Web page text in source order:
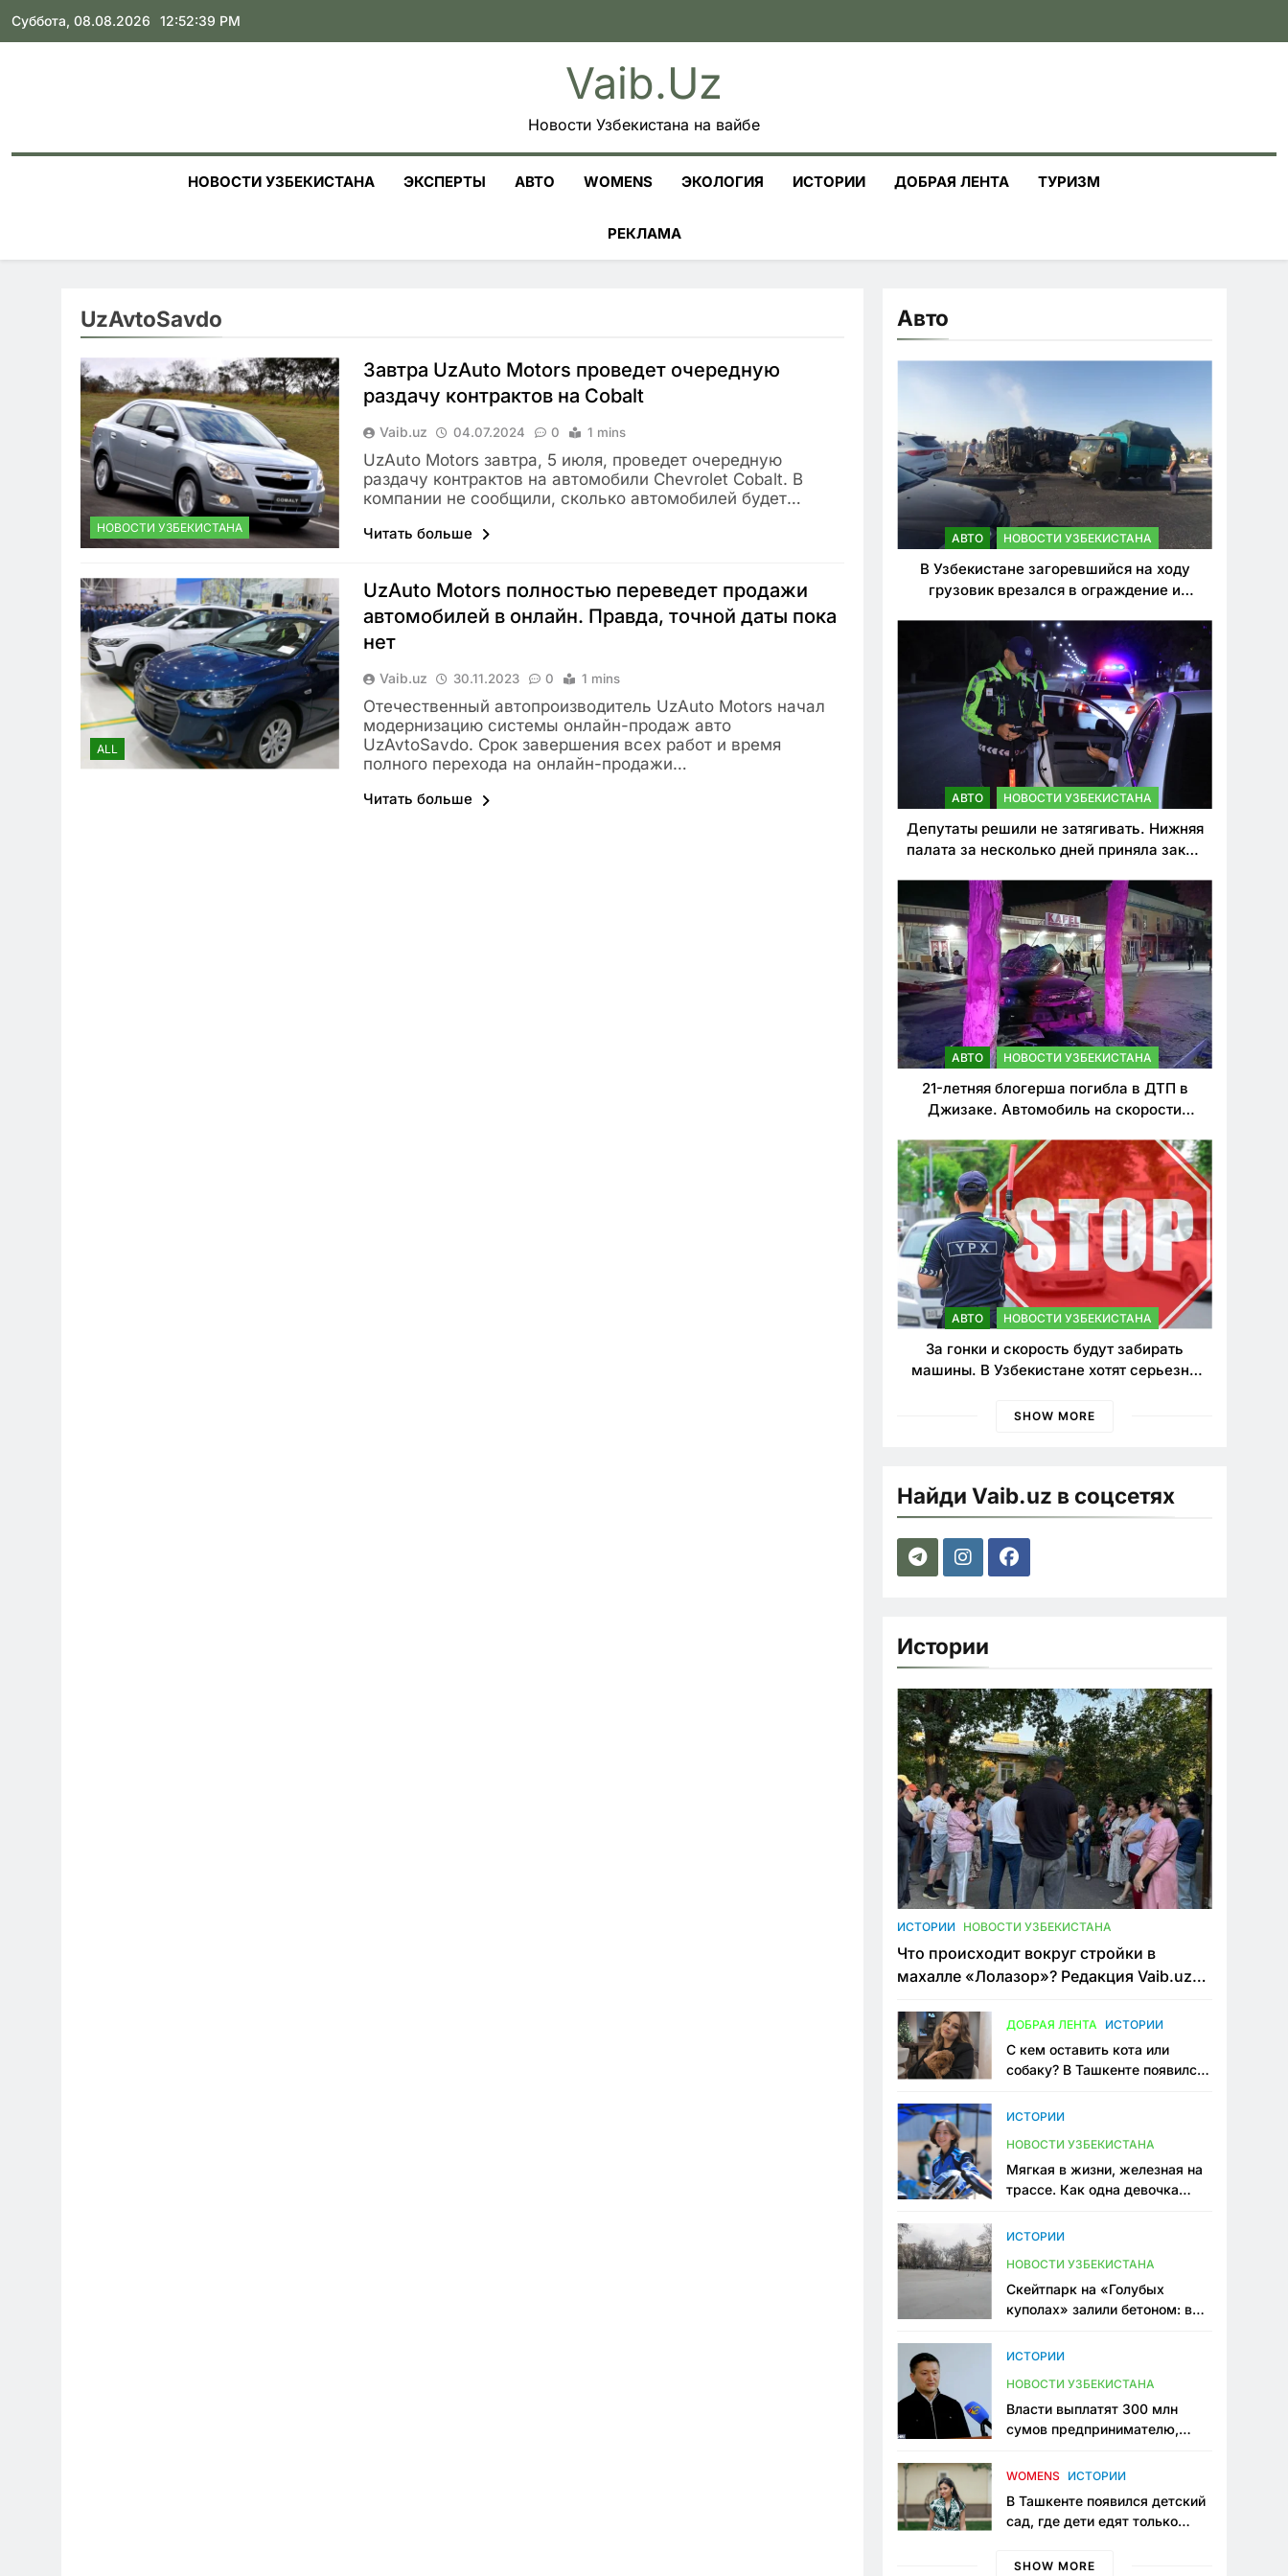
Skip
Суббота, 08.08.2026 12:52:40 PM
Vaib.uz
Новости Узбекистана на вайбе
НОВОСТИ УЗБЕКИСТАНА ЭКСПЕРТЫ АВТО WOMENS ЭКОЛОГИЯ ИСТОРИИ ДОБРАЯ ЛЕНТА ТУРИЗМ
РЕКЛАМА
UzAvtoSavdo
НОВОСТИ УЗБЕКИСТАНА
Завтра UzAuto Motors проведет очередную
раздачу контрактов на Cobalt
Vaib.uz 04.07.2024 0 1 mins
UzAuto Motors завтра, 5 июля, проведет очередную
раздачу контрактов на автомобили Chevrolet Cobalt. В
компании не сообщили, сколько автомобилей будет…
Читать больше
ALL
UzAuto Motors полностью переведет продажи
автомобилей в онлайн. Правда, точной даты пока
нет
Vaib.uz 30.11.2023 0 1 mins
Отечественный автопроизводитель UzAuto Motors начал
модернизацию системы онлайн-продаж авто
UzAvtoSavdo. Срок завершения всех работ и время
полного перехода на онлайн-продажи…
Читать больше
Авто
АВТО НОВОСТИ УЗБЕКИСТАНА
В Узбекистане загоревшийся на ходу
грузовик врезался в ограждение и
АВТО НОВОСТИ УЗБЕКИСТАНА
Депутаты решили не затягивать. Нижняя
палата за несколько дней приняла закон
нарушителей ПДД
АВТО НОВОСТИ УЗБЕКИСТАНА
21-летняя блогерша погибла в ДТП в
Джизаке. Автомобиль на скорости
АВТО НОВОСТИ УЗБЕКИСТАНА
За гонки и скорость будут забирать
машины. В Узбекистане хотят серьезно
SHOW MORE
Найди Vaib.uz в соцсетях
Истории
ИСТОРИИ НОВОСТИ УЗБЕКИСТАНА
Что происходит вокруг стройки в
махалле «Лолазор»? Редакция Vaib.uz
конфликта
ДОБРАЯ ЛЕНТА ИСТОРИИ
С кем оставить кота или
собаку? В Ташкенте появился
ИСТОРИИ
НОВОСТИ УЗБЕКИСТАНА
Мягкая в жизни, железная на
трассе. Как одна девочка
Узбекистане
ИСТОРИИ
НОВОСТИ УЗБЕКИСТАНА
Скейтпарк на «Голубых
куполах» залили бетоном: в
одно общественное
ИСТОРИИ
НОВОСТИ УЗБЕКИСТАНА
Власти выплатят 300 млн
сумов предпринимателю,
тюрьме по незаконному
WOMENS ИСТОРИИ
В Ташкенте появился детский
сад, где дети едят только
мама, которая устала просить
SHOW MORE